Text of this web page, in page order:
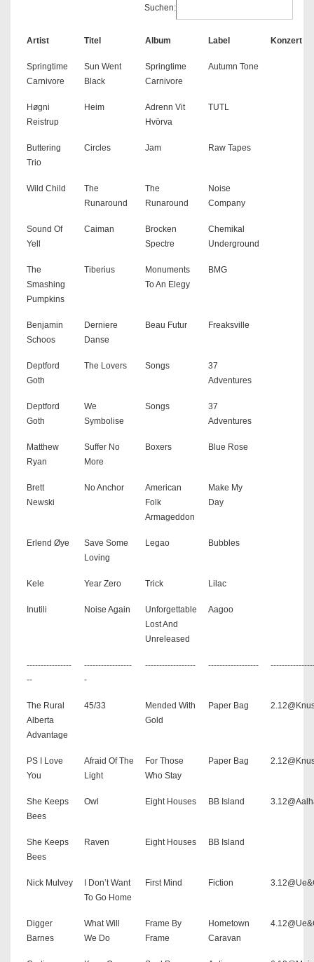
Suchen:
Artist Titel Album Label Konzert
Springtime
Carnivore
Sun Went
Black
Springtime
Carnivore
Autumn Tone
Høgni
Reistrup
Heim
Adrenn Vit
Hvörva
TUTL
Buttering
Trio
Circles Jam Raw Tapes
Wild Child
The
Runaround
The
Runaround
Noise
Company
Sound Of
Yell
Caiman
Brocken
Spectre
Chemikal
Underground
The
Smashing
Pumpkins
Tiberius
Monuments
To An Elegy
BMG
Benjamin
Schoos
Derniere
Danse
Beau Futur Freaksville
Deptford
Goth
The Lovers Songs
37
Adventures
Deptford
Goth
We
Symbolise
Songs
37
Adventures
Matthew
Ryan
Suffer No
More
Boxers Blue Rose
Brett
Newski
No Anchor
American
Folk
Armageddon
Make My
Day
Erlend Øye
Save Some
Loving
Legao Bubbles
Kele Year Zero Trick Lilac
Inutili Noise Again
Unforgettable
Lost And
Unreleased
Aagoo
----------------
--
-----------------
-
------------------ ------------------
The Rural
Alberta
Advantage
45/33
Mended With
Gold
Paper Bag
PS I Love
You
Afraid Of The
Light
For Those
Who Stay
Paper Bag
She Keeps
Bees
Owl Eight Houses BB Island
She Keeps
Bees
Raven Eight Houses BB Island
Nick Mulvey
I Don’t Want
To Go Home
First Mind Fiction
Digger
Barnes
What Will
We Do
Frame By
Frame
Hometown
Caravan